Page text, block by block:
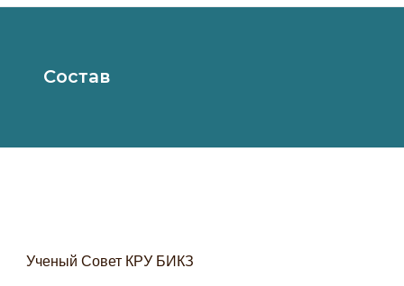
Состав
Ученый Совет КРУ БИКЗ